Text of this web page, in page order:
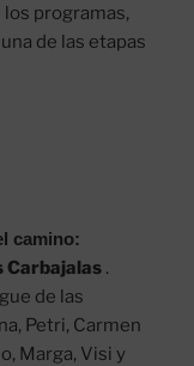
los programas,
de las etapas
camino:
Carbajalas .
de las
Petri, Carmen
Marga, Visi y